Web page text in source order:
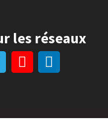
les réseaux